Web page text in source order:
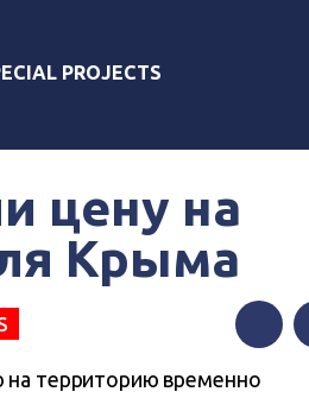
PROJECTS
цену на
Крыма
Facebook
на территорию временно